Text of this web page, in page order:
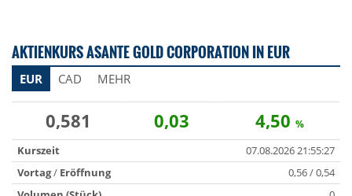
AKTIENKURS ASANTE GOLD CORPORATION IN EUR
EUR CAD MEHR
0,581 0,03 4,50 %
Kurszeit
07.08.2026 21:55:27
Vortag/ Eröffnung
0,56 / 0,54